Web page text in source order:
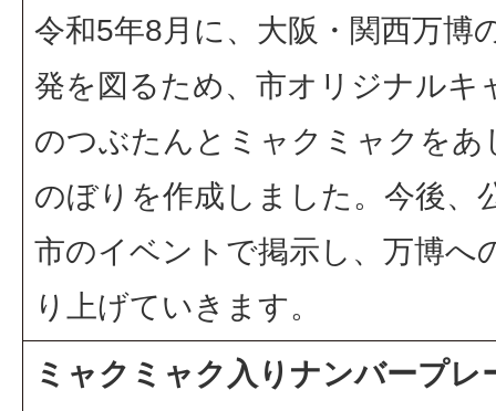
令和5年8月に、大阪・関西万博
発を図るため、市オリジナルキ
のつぶたんとミャクミャクをあ
のぼりを作成しました。今後、
市のイベントで掲示し、万博へ
り上げていきます。
ミャクミャク入りナンバープレ